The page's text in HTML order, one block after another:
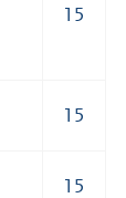
15
15
15